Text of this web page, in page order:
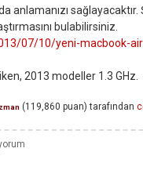
anlamanızı
bulabilirsiniz.
07/10/yeni-macbook-
2013 modeller 1.3 GHz.
(119,860 puan) tarafından